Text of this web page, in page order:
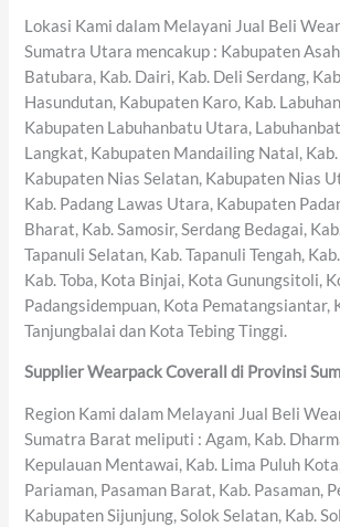
Lokasi Kami dalam Melayani Jual Beli
Sumatra Utara mencakup : Kabupaten
Batubara, Kab. Dairi, Kab. Deli Serdang,
Hasundutan, Kabupaten Karo, Kab.
Kabupaten Labuhanbatu Utara,
Langkat, Kabupaten Mandailing Natal,
Kabupaten Nias Selatan, Kabupaten Nias
Kab. Padang Lawas Utara, Kabupaten
Bharat, Kab. Samosir, Serdang Bedagai,
Tapanuli Selatan, Kab. Tapanuli Tengah,
Kab. Toba, Kota Binjai, Kota Gunungsitoli,
Padangsidempuan, Kota Pematangsiantar,
Tanjungbalai dan Kota Tebing Tinggi.
Supplier Wearpack Coverall di Provinsi
Region Kami dalam Melayani Jual Beli
Sumatra Barat meliputi : Agam, Kab.
Kepulauan Mentawai, Kab. Lima Puluh
Pariaman, Pasaman Barat, Kab. Pasaman,
Kabupaten Sijunjung, Solok Selatan, Kab.